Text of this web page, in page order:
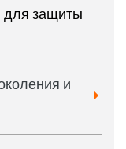
для защиты
и